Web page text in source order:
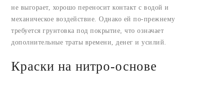
не выгорает, хорошо переносит контакт с водой и
механическое воздействие. Однако ей по-прежнему
требуется грунтовка под покрытие, что означает
дополнительные траты времени, денег и усилий.
Краски на нитро-основе